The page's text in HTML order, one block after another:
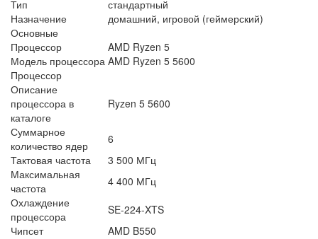
Тип
стандартный
Назначение
домашний, игровой (геймерский)
Основные
Процессор
AMD Ryzen 5
Модель процессора AMD Ryzen 5 5600
Процессор
Описание
процессора в
каталоге
Ryzen 5 5600
Суммарное
количество ядер
6
Тактовая частота
3 500 МГц
Максимальная
частота
4 400 МГц
Охлаждение
процессора
SE-224-XTS
Чипсет
AMD B550